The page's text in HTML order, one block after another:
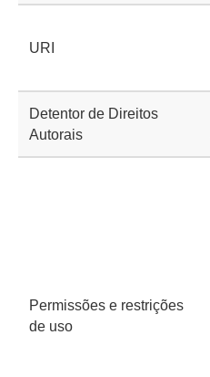
URI
Detentor de Direitos
Autorais
Permissões e restrições
de uso